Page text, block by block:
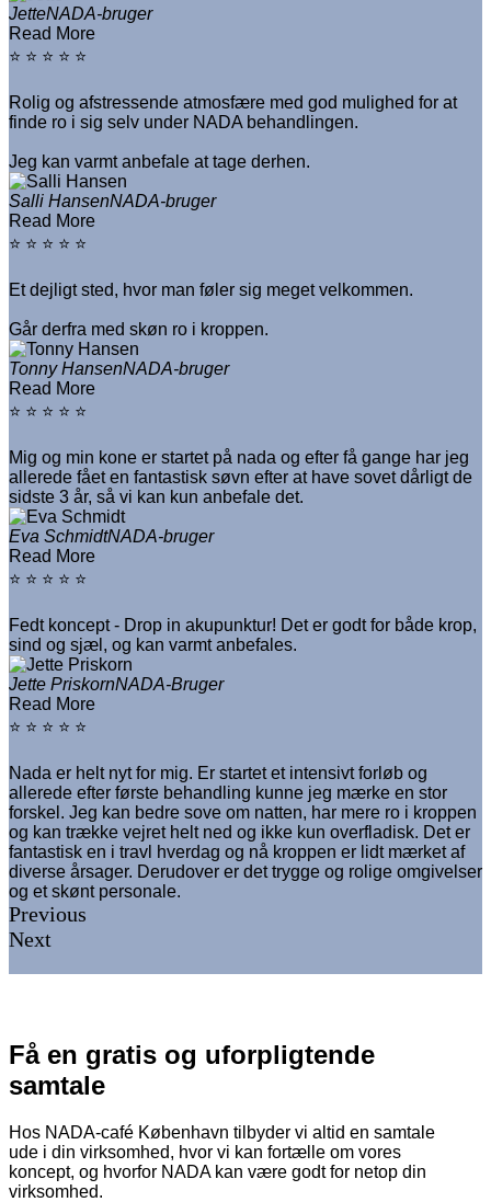
JetteNADA-bruger
Read More
⭐ ⭐ ⭐ ⭐ ⭐
Rolig og afstressende atmosfære med god mulighed for at
finde ro i sig selv under NADA behandlingen.
Jeg kan varmt anbefale at tage derhen.
Salli HansenNADA-bruger
Read More
⭐ ⭐ ⭐ ⭐ ⭐
Et dejligt sted, hvor man føler sig meget velkommen.
Går derfra med skøn ro i kroppen.
Tonny HansenNADA-bruger
Read More
⭐ ⭐ ⭐ ⭐ ⭐
Mig og min kone er startet på nada og efter få gange har jeg
allerede fået en fantastisk søvn efter at have sovet dårligt de
sidste 3 år, så vi kan kun anbefale det.
Eva SchmidtNADA-bruger
Read More
⭐ ⭐ ⭐ ⭐ ⭐
Fedt koncept - Drop in akupunktur! Det er godt for både krop,
sind og sjæl, og kan varmt anbefales.
Jette PriskornNADA-Bruger
Read More
⭐ ⭐ ⭐ ⭐ ⭐
Nada er helt nyt for mig. Er startet et intensivt forløb og
allerede efter første behandling kunne jeg mærke en stor
forskel. Jeg kan bedre sove om natten, har mere ro i kroppen
og kan trække vejret helt ned og ikke kun overfladisk. Det er
fantastisk en i travl hverdag og nå kroppen er lidt mærket af
diverse årsager. Derudover er det trygge og rolige omgivelser
og et skønt personale.
Previous
Next
Få en gratis og uforpligtende
samtale
Hos NADA-café København tilbyder vi altid en samtale
ude i din virksomhed, hvor vi kan fortælle om vores
koncept, og hvorfor NADA kan være godt for netop din
virksomhed.